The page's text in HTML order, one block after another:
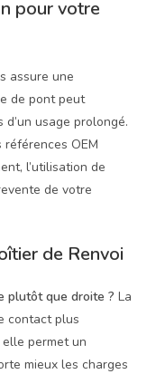
pour votre
assure une
de pont peut
usage prolongé.
OEM
l’utilisation de
de votre
de Renvoi
plutôt que droite ? La
contact plus
permet un
mieux les charges